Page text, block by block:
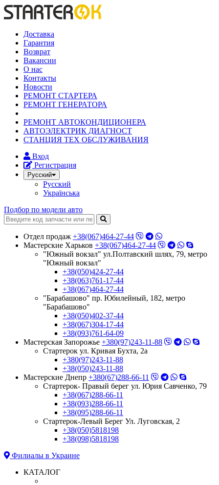
Доставка
Гарантия
Возврат
Вакансии
О нас
Контакты
Новости
РЕМОНТ СТАРТЕРА
РЕМОНТ ГЕНЕРАТОРА
РЕМОНТ АВТОКОНДИЦИОНЕРА
АВТОЭЛЕКТРИК ДИАГНОСТ
СТАНЦИЯ ТЕХ ОБСЛУЖИВАНИЯ
Вход
Регистрация
Русский
Русский
Українська
Подбор по модели авто
Отдел продаж +38(067)464-27-44
Мастерские Харьков +38(067)464-27-44
"Южный вокзал" ул.Полтавский шлях, 79, метро
"Южный вокзал"
+38(050)424-27-44
+38(063)761-17-44
+38(067)464-27-44
"Барабашово" пр. Юбилейный, 182, метро
"Барабашово"
+38(050)402-37-44
+38(067)304-17-44
+38(093)761-64-09
Мастерская Запорожье +380(97)243-11-88
Стартерок ул. Кривая Бухта, 2а
+380(97)243-11-88
+38(050)243-11-88
Мастерские Днепр +380(67)288-66-11
Стартерок- Правый берег ул. Юрия Савченко, 79
+38(067)288-66-11
+38(093)288-66-11
+38(095)288-66-11
Стартерок-Левый Берег Ул. Луговская, 2
+38(050)5818198
+38(098)5818198
Филиалы в Украине
КАТАЛОГ